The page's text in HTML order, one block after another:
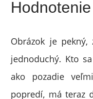
Obrázok je pekný,
jednoduchý. Kto
ako pozadie
popredí, má teraz